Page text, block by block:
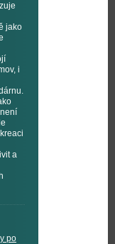
jako
i
a
po